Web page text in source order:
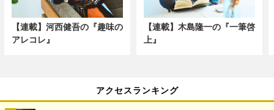
【連載】河西健吾の『趣味の
アレコレ』
【連載】木島隆一の『一筆啓
上』
アクセスランキング